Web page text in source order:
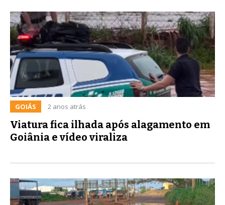
GOIÁS 2 anos atrás
Viatura fica ilhada após alagamento em
Goiânia e vídeo viraliza